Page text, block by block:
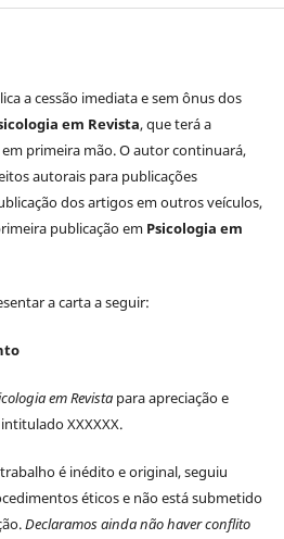
a cessão imediata e sem ônus dos
em Revista, que terá a
primeira mão. O autor continuará,
autorais para publicações
dos artigos em outros veículos,
publicação em Psicologia em
a carta a seguir:
em Revistapara apreciação e
XXXXXX.
é inédito e original, seguiu
éticos e não está submetido
Declaramos ainda não haver conflito